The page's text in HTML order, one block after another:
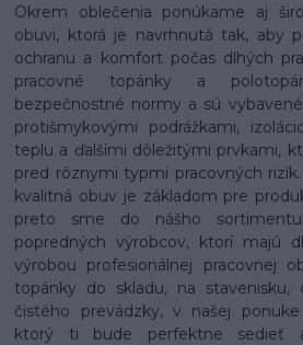
Okrem oblečenia ponúkame aj
obuvi, ktorá je navrhnutá tak, aby
ochranu a komfort počas dlhých
pracovné topánky a
bezpečnostné normy a sú
protišmykovými podrážkami,
teplu a ďalšími dôležitými prvkami,
pred rôznymi typmi pracovných
kvalitná obuv je základom pre
preto sme do nášho
popredných výrobcov, ktorí majú
výrobou profesionálnej pracovnej
topánky do skladu, na
čistého prevádzky, v našej
ktorý ti bude perfektne sedieť